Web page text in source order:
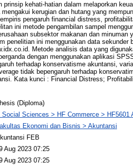
prinsip kehati-hatian dalam melaporkan
kerugian dan hutang yang
pengaruh financial distress,
ini metode pengambilan sampel
subsektor makanan dan
penelitian ini menggunakan data sekunder
Metode analisis data yang
dengan menggunakan aplikasi
terhadap konservatisme akuntansi,
tidak bepengaruh terhadap
Kata kunci : Financial Distress;
(Diploma)
Social Sciences > HF Commerce > HF5601
Ekonomi dan Bisnis > Akuntansi
FEB
Aug 2023 07:25
Aug 2023 07:25